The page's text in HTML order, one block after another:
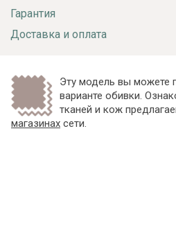
Гарантия
Доставка и оплата
Эту модель вы можете
варианте обивки.
тканей и кож
магазинах сети.